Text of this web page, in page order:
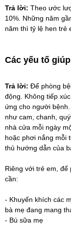
Trả lời: Theo ước
10%. Những năm
năm thì tỷ lệ hen trẻ
Các yếu tố
Trả lời: Để phòng
động. Không tiếp
ứng cho người
như cam, chanh,
nhà cửa mỗi ngày
hoặc phơi nắng mỗi
thủ hướng dẫn của
Riêng với trẻ em,
cần:
- Khuyến khích các
bà mẹ đang mang
- Bú sữa mẹ